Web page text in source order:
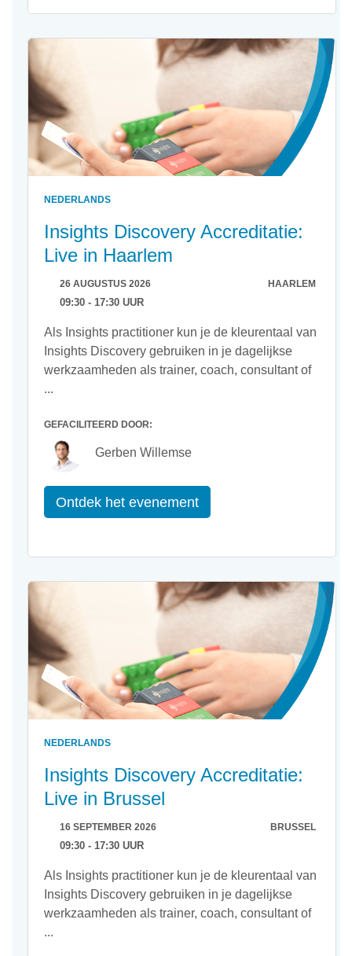
NEDERLANDS
Insights Discovery Accreditatie:
Live in Haarlem
26 AUGUSTUS 2026 HAARLEM
09:30 - 17:30 UUR
Als Insights practitioner kun je de kleurentaal van
Insights Discovery gebruiken in je dagelijkse
werkzaamheden als trainer, coach, consultant of
...
GEFACILITEERD DOOR:
Gerben Willemse
Ontdek het evenement
NEDERLANDS
Insights Discovery Accreditatie:
Live in Brussel
16 SEPTEMBER 2026 BRUSSEL
09:30 - 17:30 UUR
Als Insights practitioner kun je de kleurentaal van
Insights Discovery gebruiken in je dagelijkse
werkzaamheden als trainer, coach, consultant of
...